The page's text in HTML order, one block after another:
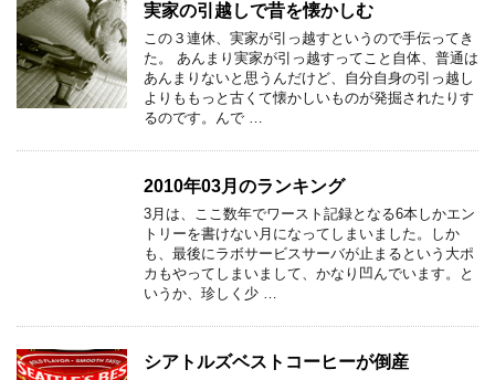
実家の引越しで昔を懐かしむ
この３連休、実家が引っ越すというので手伝ってき
た。 あんまり実家が引っ越すってこと自体、普通は
あんまりないと思うんだけど、自分自身の引っ越し
よりももっと古くて懐かしいものが発掘されたりす
るのです。んで …
2010年03月のランキング
3月は、ここ数年でワースト記録となる6本しかエン
トリーを書けない月になってしまいました。しか
も、最後にラボサービスサーバが止まるという大ポ
カもやってしまいまして、かなり凹んでいます。と
いうか、珍しく少 …
シアトルズベストコーヒーが倒産